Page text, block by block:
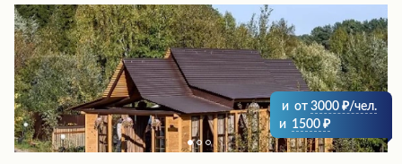
и от 3000
/чел.
и 1500